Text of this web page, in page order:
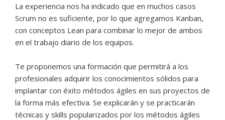
La experiencia nos ha indicado que en muchos casos
Scrum no es suficiente, por lo que agregamos Kanban,
con conceptos Lean para combinar lo mejor de ambos
en el trabajo diario de los equipos.
Te proponemos una formación que permitirá a los
profesionales adquirir los conocimientos sólidos para
implantar con éxito métodos ágiles en sus proyectos de
la forma más efectiva. Se explicarán y se practicarán
técnicas y skills popularizados por los métodos ágiles